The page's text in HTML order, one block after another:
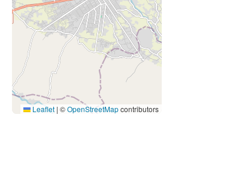
Leaflet | ©OpenStreetMapcontributors